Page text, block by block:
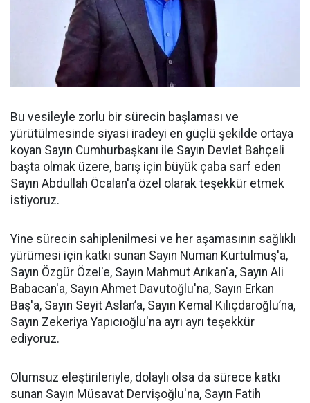
Bu vesileyle zorlu bir sürecin başlaması ve
yürütülmesinde siyasi iradeyi en güçlü şekilde ortaya
koyan Sayın Cumhurbaşkanı ile Sayın Devlet Bahçeli
başta olmak üzere, barış için büyük çaba sarf eden
Sayın Abdullah Öcalan'a özel olarak teşekkür etmek
istiyoruz.
Yine sürecin sahiplenilmesi ve her aşamasının sağlıklı
yürümesi için katkı sunan Sayın Numan Kurtulmuş'a,
Sayın Özgür Özel'e, Sayın Mahmut Arıkan'a, Sayın Ali
Babacan'a, Sayın Ahmet Davutoğlu'na, Sayın Erkan
Baş'a, Sayın Seyit Aslan’a, Sayın Kemal Kılıçdaroğlu’na,
Sayın Zekeriya Yapıcıoğlu'na ayrı ayrı teşekkür
ediyoruz.
Olumsuz eleştirileriyle, dolaylı olsa da sürece katkı
sunan Sayın Müsavat Dervişoğlu'na, Sayın Fatih